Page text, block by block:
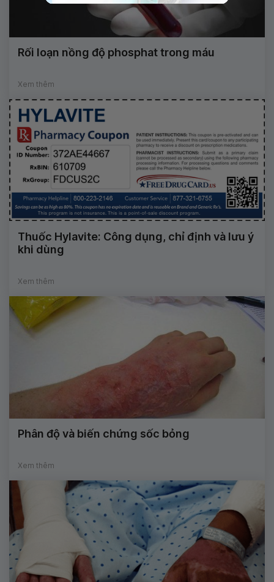
Rối loạn nồng độ phosphat trong máu
Xem thêm
Thuốc Hylavite: Công dụng, chỉ định và lưu ý
khi dùng
Xem thêm
Phân độ và biến chứng sốc bỏng
Xem thêm